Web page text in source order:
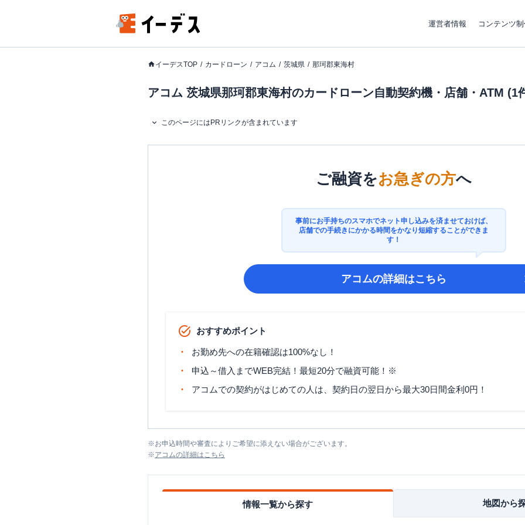
運営者情報 コンテンツ
イーデスTOP カードローン アコム 茨城県 那珂郡東海村
アコム 茨城県那珂郡東海村のカードローン自動契約機・店舗・ATM (1
このページにはPRリンクが含まれています
ご融資をお急ぎの方へ
事前にお手持ちのスマホでネット申し込みを済ませておけば、
店舗での手続きにかかる時間をかなり短縮することができま
す！
アコムの詳細はこちら
おすすめポイント
お勤め先への在籍確認は100%なし！
申込～借入までWEB完結！最短20分で融資可能！※
アコムでの契約がはじめての人は、契約日の翌日から最大30日間金利0円！
※お申込時間や審査によりご希望に添えない場合がございます。
※アコムの詳細はこちら
情報一覧から探す 地図から